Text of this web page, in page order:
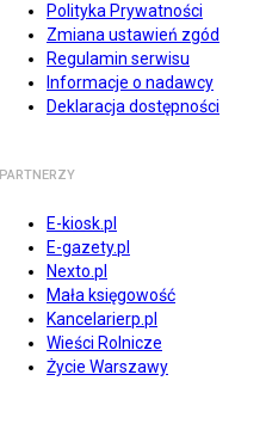
Polityka Prywatności
Zmiana ustawień zgód
Regulamin serwisu
Informacje o nadawcy
Deklaracja dostępności
PARTNERZY
E-kiosk.pl
E-gazety.pl
Nexto.pl
Mała księgowość
Kancelarierp.pl
Wieści Rolnicze
Życie Warszawy